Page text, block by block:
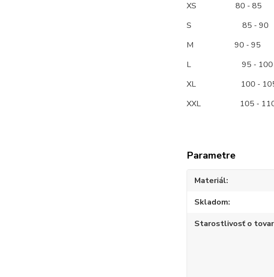
XS
80 - 85
S 85 - 90
M
90 - 95
L 95 - 100
XL 100 -
XXL 105 -
Parametre
Materiál
Skladom
Starostlivosť o tovar